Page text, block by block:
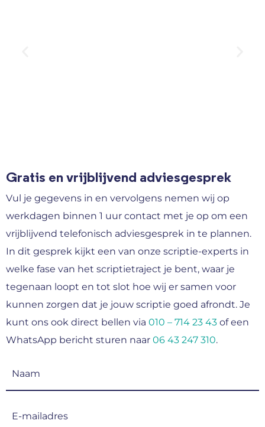
Gratis en vrijblijvend adviesgesprek
Vul je gegevens in en vervolgens nemen wij op
werkdagen binnen 1 uur contact met je op om een
vrijblijvend telefonisch adviesgesprek in te plannen.
In dit gesprek kijkt een van onze scriptie-experts in
welke fase van het scriptietraject je bent, waar je
tegenaan loopt en tot slot hoe wij er samen voor
kunnen zorgen dat je jouw scriptie goed afrondt. Je
kunt ons ook direct bellen via 010 – 714 23 43 of een
WhatsApp bericht sturen naar 06 43 247 310.